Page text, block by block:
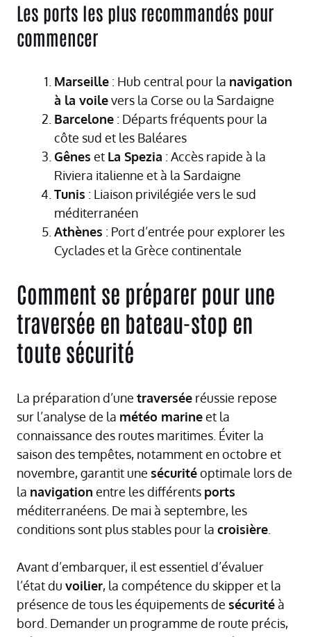
Les ports les plus recommandés pour
commencer
Marseille : Hub central pour la navigation
à la voilevers la Corse ou la Sardaigne
Barcelone : Départs fréquents pour la
côte sud et les Baléares
Gênes et La Spezia : Accès rapide à la
Riviera italienne et à la Sardaigne
Tunis : Liaison privilégiée vers le sud
méditerranéen
Athènes : Port d’entrée pour explorer les
Cyclades et la Grèce continentale
Comment se préparer pour une
traversée en bateau-stop en
toute sécurité
La préparation d’une traversée réussie repose
sur l’analyse de la météo marineet la
connaissance des routes maritimes. Éviter la
saison des tempêtes, notamment en octobre et
novembre, garantit une sécuritéoptimale lors de
la navigation entre les différents ports
méditerranéens. De mai à septembre, les
conditions sont plus stables pour la croisière
Avant d’embarquer, il est essentiel d’évaluer
l’état du voilier, la compétence du skipper et la
présence de tous les équipements de sécuritéà
bord. Demander un programme de route précis,